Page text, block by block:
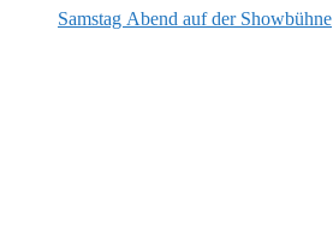
Samstag Abend auf der Showbühne